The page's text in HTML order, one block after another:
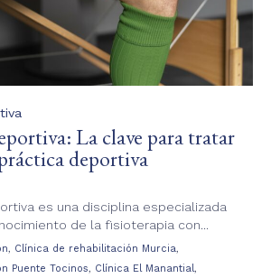
La clave para tratar
deportiva
es una disciplina especializada
de la fisioterapia con...
, Clínica de rehabilitación Murcia,
Puente Tocinos, Clínica El Manantial,